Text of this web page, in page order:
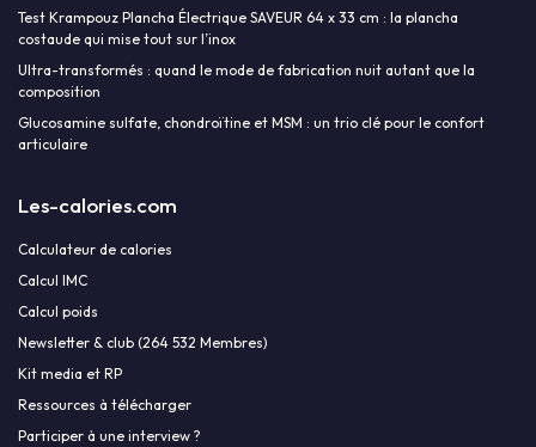
Test Krampouz Plancha Électrique SAVEUR 64 x 33 cm : la plancha
costaude qui mise tout sur l’inox
Ultra-transformés : quand le mode de fabrication nuit autant que la
composition
Glucosamine sulfate, chondroïtine et MSM : un trio clé pour le confort
articulaire
Les-calories.com
Calculateur de calories
Calcul IMC
Calcul poids
Newsletter & club (264 532 Membres)
Kit media et RP
Ressources à télécharger
Participer à une interview ?